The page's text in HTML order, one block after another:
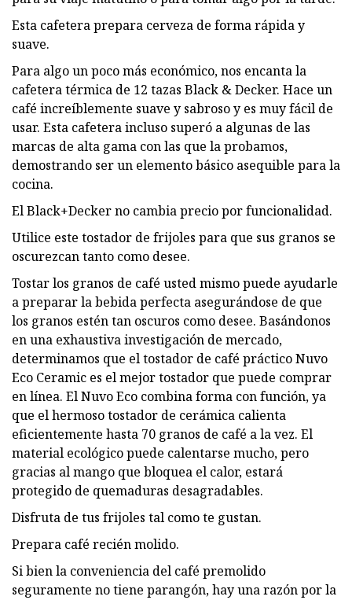
Esta cafetera prepara cerveza de forma rápida y
suave.
Para algo un poco más económico, nos encanta la
cafetera térmica de 12 tazas Black & Decker. Hace un
café increíblemente suave y sabroso y es muy fácil de
usar. Esta cafetera incluso superó a algunas de las
marcas de alta gama con las que la probamos,
demostrando ser un elemento básico asequible para la
cocina.
El Black+Decker no cambia precio por funcionalidad.
Utilice este tostador de frijoles para que sus granos se
oscurezcan tanto como desee.
Tostar los granos de café usted mismo puede ayudarle
a preparar la bebida perfecta asegurándose de que
los granos estén tan oscuros como desee. Basándonos
en una exhaustiva investigación de mercado,
determinamos que el tostador de café práctico Nuvo
Eco Ceramic es el mejor tostador que puede comprar
en línea. El Nuvo Eco combina forma con función, ya
que el hermoso tostador de cerámica calienta
eficientemente hasta 70 granos de café a la vez. El
material ecológico puede calentarse mucho, pero
gracias al mango que bloquea el calor, estará
protegido de quemaduras desagradables.
Disfruta de tus frijoles tal como te gustan.
Prepara café recién molido.
Si bien la conveniencia del café premolido
seguramente no tiene parangón, hay una razón por la